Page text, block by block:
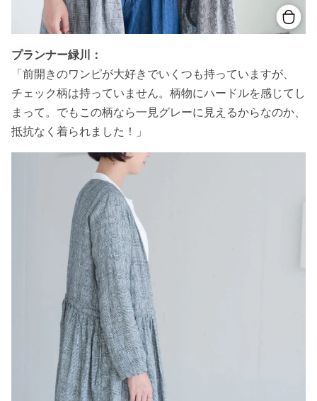
プランナー緑川：
「前開きのワンピが大好きでいくつも持っていますが、
チェック柄は持っていません。柄物にハードルを感じてし
まって。でもこの柄なら一見グレーに見えるからなのか、
抵抗なく着られました！」